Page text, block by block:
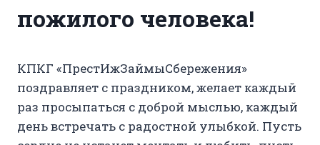
пожилого человека!
КПКГ «ПрестИжЗаймыСбережения»
поздравляет с праздником, желает каждый
раз просыпаться с доброй мыслью, каждый
день встречать с радостной улыбкой. Пусть